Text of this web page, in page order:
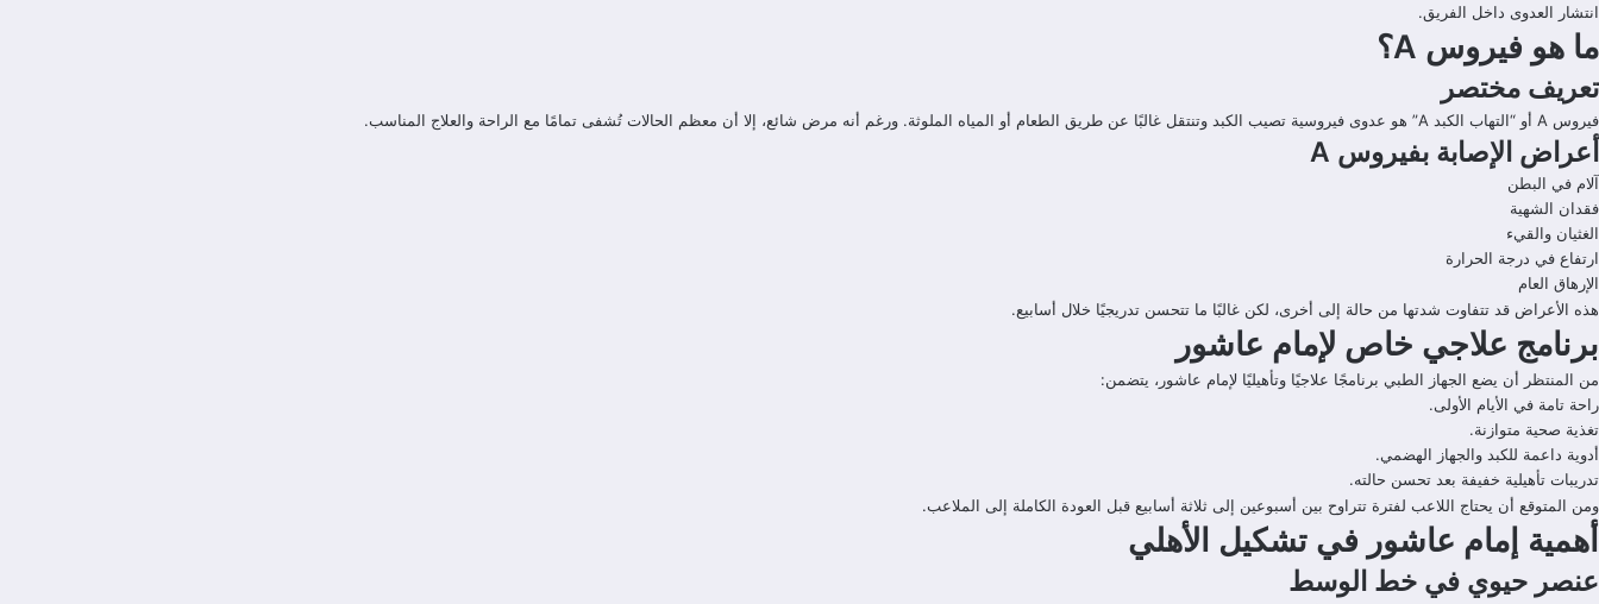
انتشار العدوى داخل الفريق.
ما هو فيروس A؟
تعريف مختصر
فيروس A أو “التهاب الكبد A” هو عدوى فيروسية تصيب الكبد وتنتقل غالبًا عن طريق الطعام أو المياه الملوثة. ورغم أنه مرض شائع، إلا أن معظم الحالات تُشفى تمامًا مع الراحة والعلاج المناسب.
أعراض الإصابة بفيروس A
آلام في البطن
فقدان الشهية
الغثيان والقيء
ارتفاع في درجة الحرارة
الإرهاق العام
هذه الأعراض قد تتفاوت شدتها من حالة إلى أخرى، لكن غالبًا ما تتحسن تدريجيًا خلال أسابيع.
برنامج علاجي خاص لإمام عاشور
من المنتظر أن يضع الجهاز الطبي برنامجًا علاجيًا وتأهيليًا لإمام عاشور، يتضمن:
راحة تامة في الأيام الأولى.
تغذية صحية متوازنة.
أدوية داعمة للكبد والجهاز الهضمي.
تدريبات تأهيلية خفيفة بعد تحسن حالته.
ومن المتوقع أن يحتاج اللاعب لفترة تتراوح بين أسبوعين إلى ثلاثة أسابيع قبل العودة الكاملة إلى الملاعب.
أهمية إمام عاشور في تشكيل الأهلي
عنصر حيوي في خط الوسط